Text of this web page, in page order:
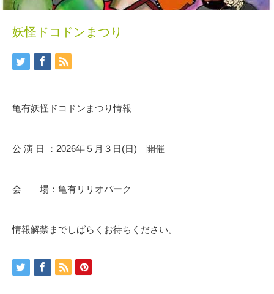
妖怪ドコドンまつり
亀有妖怪ドコドンまつり情報
公 演 日 ：2026年５月３日(日) 開催
会 場：亀有リリオパーク
情報解禁までしばらくお待ちください。